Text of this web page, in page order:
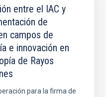
entre el IAC y
de
campos de
e innovación en
de Rayos
para la firma de